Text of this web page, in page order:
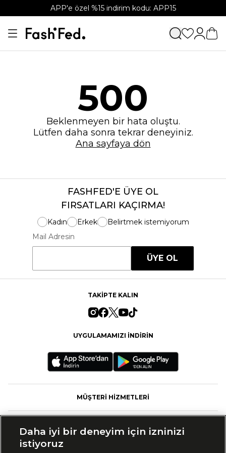
APP'e özel %15 indirim kodu: APP15
500
Beklenmeyen bir hata oluştu.
Lütfen daha sonra tekrar deneyiniz.
Ana sayfaya dön
FASHFED'E ÜYE OL
FIRSATLARI KAÇIRMA!
Kadın Erkek
Belirtmek istemiyorum
Mail Adresin
ÜYE OL
TAKİPTE KALIN
UYGULAMAMIZI İNDİRİN
MÜŞTERİ HİZMETLERİ
Daha iyi bir deneyim için izninizi
istiyoruz